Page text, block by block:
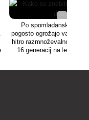
Po spomladanskih
pogosto ogrožajo vaše
hitro razmnoževalno
16 generacij na leto. Ta